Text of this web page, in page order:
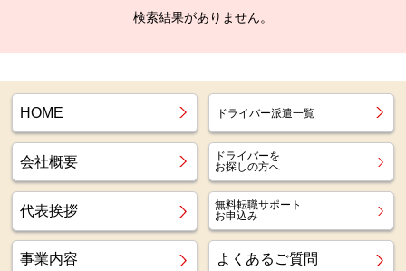
検索結果がありません。
HOME ドライバー派遣一覧
会社概要
ドライバーを
お探しの方へ
代表挨拶
無料転職サポート
お申込み
事業内容 よくあるご質問